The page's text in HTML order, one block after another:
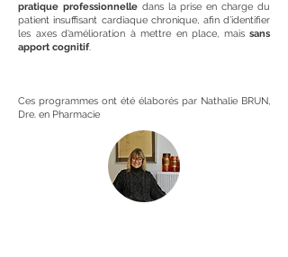
pratique professionnelledans la prise en charge du
patient insuffisant cardiaque chronique, afin d’identifier
les axes d’amélioration à mettre en place,​ mais sans
apport cognitif.
Ces programmes ont été élaborés par Nathalie BRUN,
Dre. en Pharmacie